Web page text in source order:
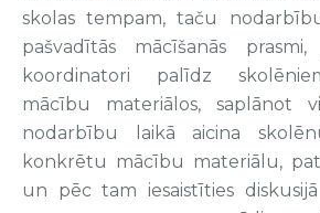
skolas tempam, taču
pašvadītās mācīšanās
koordinatori palīdz
mācību materiālos, saplānot
nodarbību laikā aicina
konkrētu mācību materiālu,
un pēc tam iesaistīties